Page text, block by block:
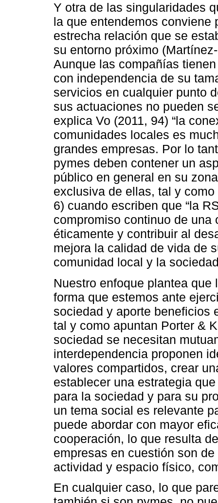
Y otra de las singularidades
la que entendemos conviene
estrecha relación que se
su entorno próximo
Aunque las compañías
con independencia de su
servicios en cualquier punto
sus actuaciones no pueden
explica Vo (2011, 94) “la
comunidades locales es
grandes empresas. Por lo
pymes deben contener un
público en general en su
exclusiva de ellas, tal y
6) cuando escriben que “la
compromiso continuo de una
éticamente y contribuir al
mejora la calidad de vida de
comunidad local y la
Nuestro enfoque plantea
forma que estemos ante
sociedad y aporte beneficios
tal y como apuntan Porter &
sociedad se necesitan
interdependencia proponen
valores compartidos, crear
establecer una estrategia
para la sociedad y para su
un tema social es relevante
puede abordar con mayor
cooperación, lo que resulta
empresas en cuestión son
actividad y espacio físico,
En cualquier caso, lo que